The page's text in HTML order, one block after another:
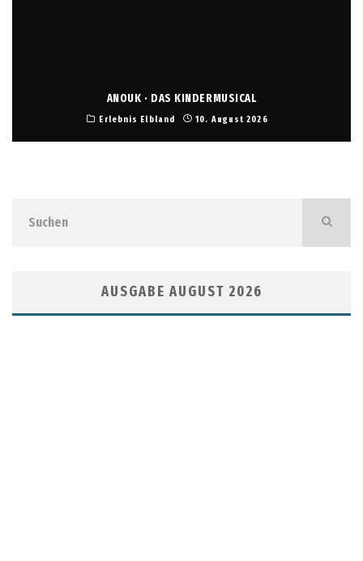
ANOUK · DAS KINDERMUSICAL
Erlebnis Elbland 10. August 2026
AUSGABE AUGUST 2026